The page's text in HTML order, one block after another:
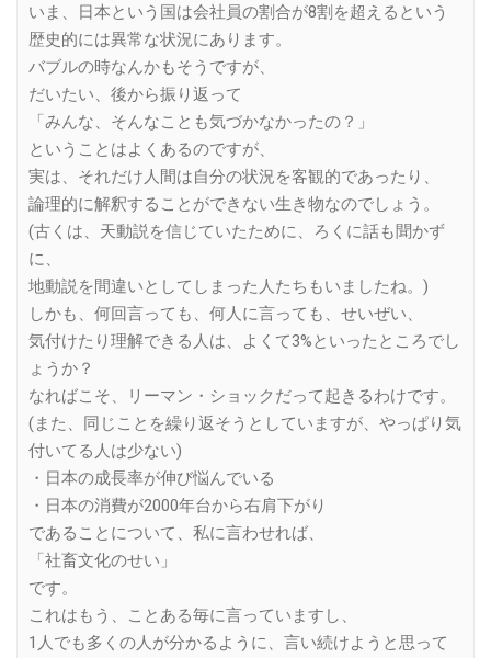
いま、日本という国は会社員の割合が8割を超えるという
歴史的には異常な状況にあります。
バブルの時なんかもそうですが、
だいたい、後から振り返って
「みんな、そんなことも気づかなかったの？」
ということはよくあるのですが、
実は、それだけ人間は自分の状況を客観的であったり、
論理的に解釈することができない生き物なのでしょう。
(古くは、天動説を信じていたために、ろくに話も聞かず
に、
地動説を間違いとしてしまった人たちもいましたね。)
しかも、何回言っても、何人に言っても、せいぜい、
気付けたり理解できる人は、よくて3%といったところでし
ょうか？
なればこそ、リーマン・ショックだって起きるわけです。
(また、同じことを繰り返そうとしていますが、やっぱり気
付いてる人は少ない)
・日本の成長率が伸び悩んでいる
・日本の消費が2000年台から右肩下がり
であることについて、私に言わせれば、
「社畜文化のせい」
です。
これはもう、ことある毎に言っていますし、
1人でも多くの人が分かるように、言い続けようと思って